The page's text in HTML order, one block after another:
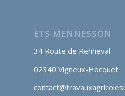
ETS MENNESSON
34 Route de Renneval
02340 Vigneux-Hocquet